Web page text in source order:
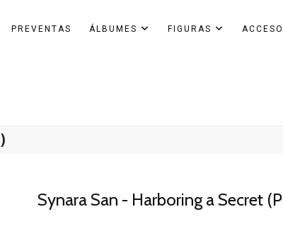
PREVENTAS ÁLBUMES FIGURAS
Synara San - Harboring a Secret